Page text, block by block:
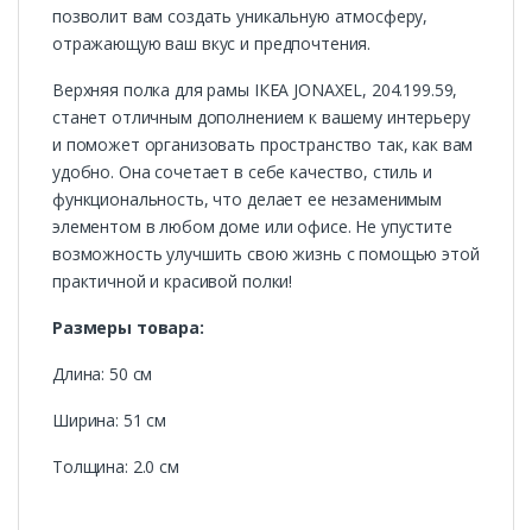
позволит вам создать уникальную атмосферу,
отражающую ваш вкус и предпочтения.
Верхняя полка для рамы ІКЕА JONAXEL, 204.199.59,
станет отличным дополнением к вашему интерьеру
и поможет организовать пространство так, как вам
удобно. Она сочетает в себе качество, стиль и
функциональность, что делает ее незаменимым
элементом в любом доме или офисе. Не упустите
возможность улучшить свою жизнь с помощью этой
практичной и красивой полки!
Размеры товара:
Длина: 50 см
Ширина: 51 см
Толщина: 2.0 см